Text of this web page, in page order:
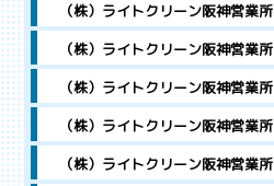
（株）ライトクリーン阪神営業所
（株）ライトクリーン阪神営業所
（株）ライトクリーン阪神営業所
（株）ライトクリーン阪神営業所
（株）ライトクリーン阪神営業所